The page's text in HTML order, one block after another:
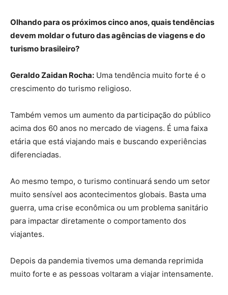
Olhando para os próximos cinco anos, quais tendências
devem moldar o futuro das agências de viagens e do
turismo brasileiro?
Geraldo Zaidan Rocha: Uma tendência muito forte é o
crescimento do turismo religioso.
Também vemos um aumento da participação do público
acima dos 60 anos no mercado de viagens. É uma faixa
etária que está viajando mais e buscando experiências
diferenciadas.
Ao mesmo tempo, o turismo continuará sendo um setor
muito sensível aos acontecimentos globais. Basta uma
guerra, uma crise econômica ou um problema sanitário
para impactar diretamente o comportamento dos
viajantes.
Depois da pandemia tivemos uma demanda reprimida
muito forte e as pessoas voltaram a viajar intensamente.